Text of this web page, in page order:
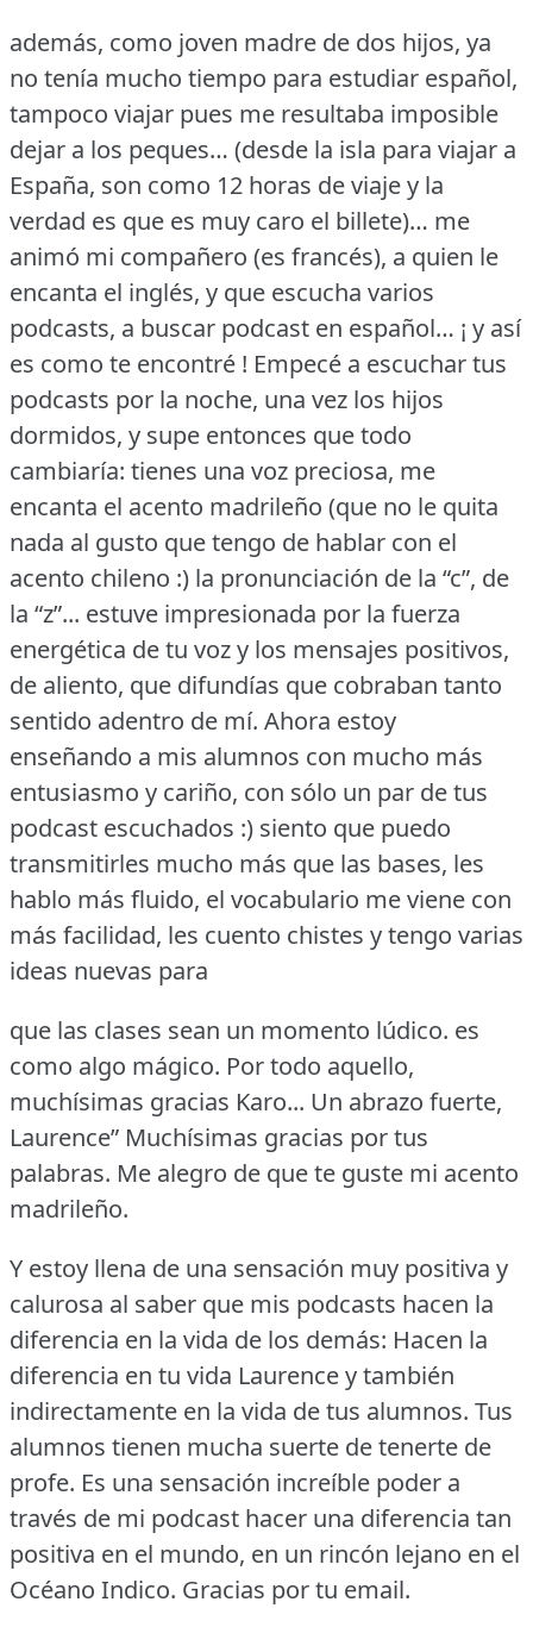
además, como joven madre de dos hijos, ya
no tenía mucho tiempo para estudiar español,
tampoco viajar pues me resultaba imposible
dejar a los peques… (desde la isla para viajar a
España, son como 12 horas de viaje y la
verdad es que es muy caro el billete)… me
animó mi compañero (es francés), a quien le
encanta el inglés, y que escucha varios
podcasts, a buscar podcast en español… ¡ y así
es como te encontré ! Empecé a escuchar tus
podcasts por la noche, una vez los hijos
dormidos, y supe entonces que todo
cambiaría: tienes una voz preciosa, me
encanta el acento madrileño (que no le quita
nada al gusto que tengo de hablar con el
acento chileno :) la pronunciación de la “c”, de
la “z”... estuve impresionada por la fuerza
energética de tu voz y los mensajes positivos,
de aliento, que difundías que cobraban tanto
sentido adentro de mí. Ahora estoy
enseñando a mis alumnos con mucho más
entusiasmo y cariño, con sólo un par de tus
podcast escuchados :) siento que puedo
transmitirles mucho más que las bases, les
hablo más fluido, el vocabulario me viene con
más facilidad, les cuento chistes y tengo varias
ideas nuevas para
que las clases sean un momento lúdico. es
como algo mágico. Por todo aquello,
muchísimas gracias Karo... Un abrazo fuerte,
Laurence” Muchísimas gracias por tus
palabras. Me alegro de que te guste mi acento
madrileño.
Y estoy llena de una sensación muy positiva y
calurosa al saber que mis podcasts hacen la
diferencia en la vida de los demás: Hacen la
diferencia en tu vida Laurence y también
indirectamente en la vida de tus alumnos. Tus
alumnos tienen mucha suerte de tenerte de
profe. Es una sensación increíble poder a
través de mi podcast hacer una diferencia tan
positiva en el mundo, en un rincón lejano en el
Océano Indico. Gracias por tu email.